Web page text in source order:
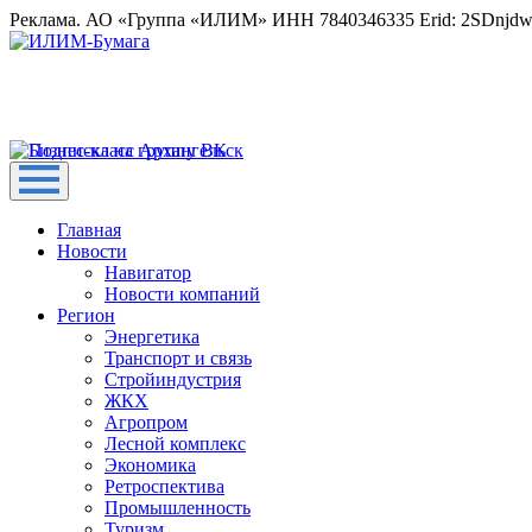
Реклама. АО «Группа «ИЛИМ» ИНН 7840346335 Erid:
Главная
Новости
Навигатор
Новости компаний
Регион
Энергетика
Транспорт и связь
Стройиндустрия
ЖКХ
Агропром
Лесной комплекс
Экономика
Ретроспектива
Промышленность